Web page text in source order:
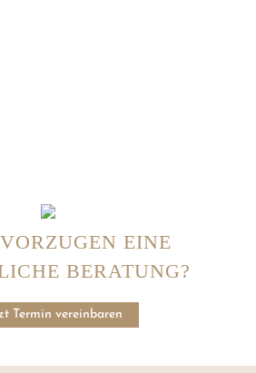
EINE
BERATUNG?
Termin vereinbaren